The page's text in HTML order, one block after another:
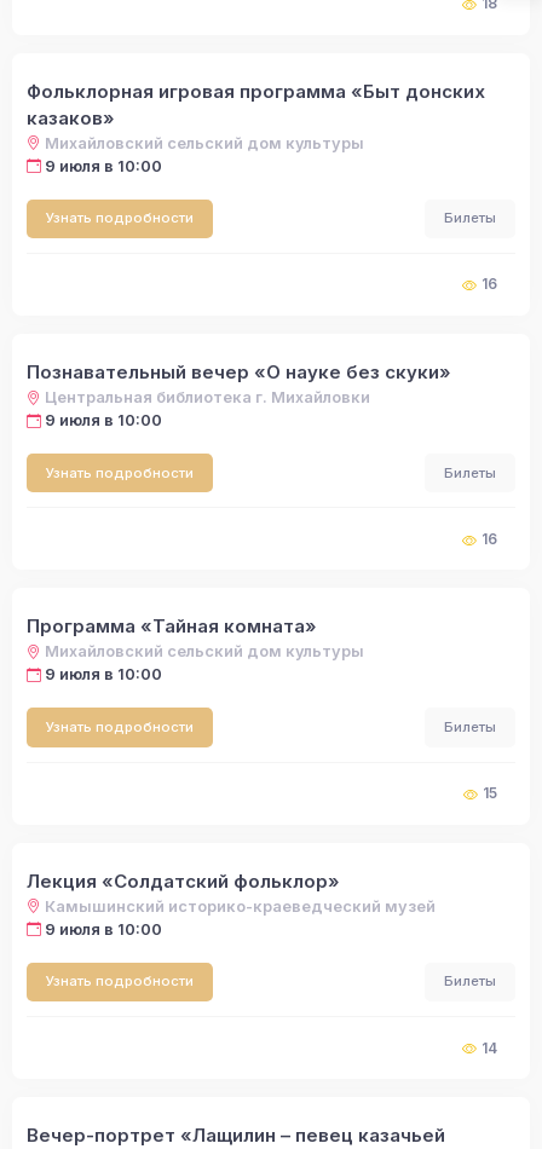
Фольклорная игровая программа «Быт донских
казаков»
Михайловский сельский дом культуры
9 июля в 10:00
Узнать подробности Билеты
16
Познавательный вечер «О науке без скуки»
Центральная библиотека г. Михайловки
9 июля в 10:00
Узнать подробности Билеты
16
Программа «Тайная комната»
Михайловский сельский дом культуры
9 июля в 10:00
Узнать подробности Билеты
15
Лекция «Солдатский фольклор»
Камышинский историко-краеведческий музей
9 июля в 10:00
Узнать подробности Билеты
14
Вечер-портрет «Лащилин – певец казачьей